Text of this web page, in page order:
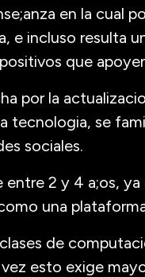
en la cual
e incluso resulta
que
por la
tecnologia, se
sociales.
entre 2 y 4 a;os,
una
de
esto exige